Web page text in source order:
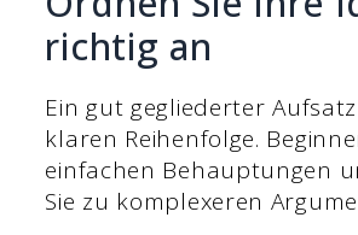
richtig an
Ein gut gegliederter
klaren Reihenfolge.
einfachen Behauptungen
Sie zu komplexeren